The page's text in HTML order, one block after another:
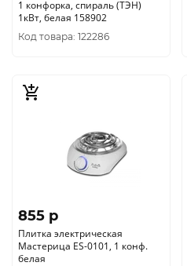
1 конфорка, спираль (ТЭН)
1кВт, белая 158902
Код товара: 122286
855 p
Плитка электрическая
Мастерица ES-0101, 1 конф.
белая